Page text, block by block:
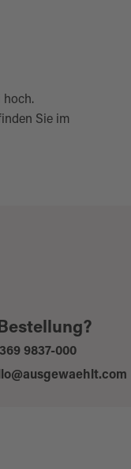
hoch.
Sie im
9837-000